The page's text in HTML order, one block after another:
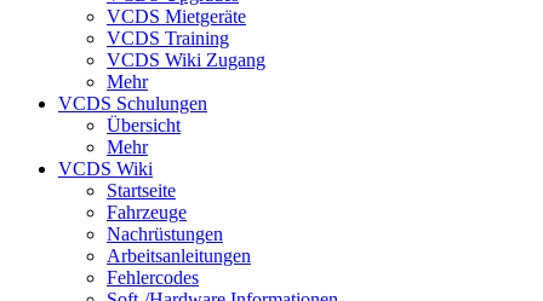
VCDS Mietgeräte
VCDS Training
VCDS Wiki Zugang
Mehr
VCDS Schulungen
Übersicht
Mehr
VCDS Wiki
Startseite
Fahrzeuge
Nachrüstungen
Arbeitsanleitungen
Fehlercodes